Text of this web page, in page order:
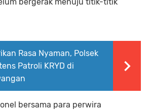
Rasa Nyaman, Polsek
Patroli KRYD di
bersama para perwira